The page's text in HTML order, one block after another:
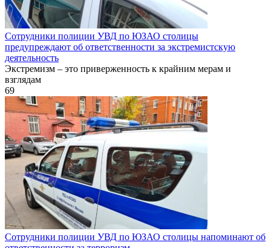
Сотрудники полиции УВД по ЮЗАО столицы
предупреждают об ответственности за экстремистскую
деятельность
Экстремизм – это приверженность к крайним мерам и
взглядам
69
Сотрудники полиции УВД по ЮЗАО столицы напоминают об